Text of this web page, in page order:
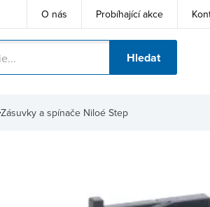
O nás Probíhající akce
Hledat
Zásuvky a spínače Niloé Step